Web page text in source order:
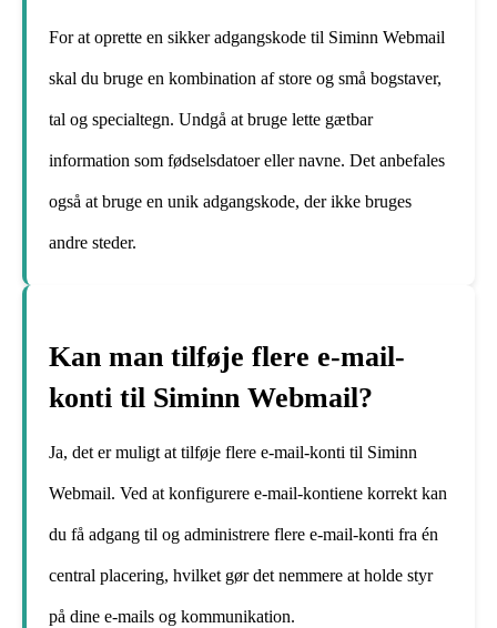
For at oprette en sikker adgangskode til Siminn Webmail
skal du bruge en kombination af store og små bogstaver,
tal og specialtegn. Undgå at bruge lette gætbar
information som fødselsdatoer eller navne. Det anbefales
også at bruge en unik adgangskode, der ikke bruges
andre steder.
Kan man tilføje flere e-mail-
konti til Siminn Webmail?
Ja, det er muligt at tilføje flere e-mail-konti til Siminn
Webmail. Ved at konfigurere e-mail-kontiene korrekt kan
du få adgang til og administrere flere e-mail-konti fra én
central placering, hvilket gør det nemmere at holde styr
på dine e-mails og kommunikation.